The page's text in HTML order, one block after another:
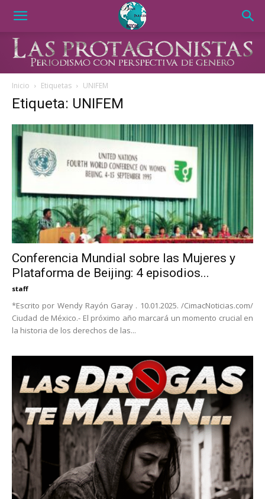
Inicio Etiquetas UNIFEM
Etiqueta: UNIFEM
Conferencia Mundial sobre las Mujeres y
Plataforma de Beijing: 4 episodios...
staff
*Escrito por Wendy Rayón Garay . 10.01.2025. /CimacNoticias.com/
Ciudad de México.- El próximo año marcará un momento crucial en
la historia de los derechos de las...